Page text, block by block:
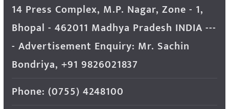
14 Press Complex, M.P. Nagar, Zone - 1,
Bhopal - 462011 Madhya Pradesh INDIA ---
- Advertisement Enquiry: Mr. Sachin
Bondriya, +91 9826021837
Phone: (0755) 4248100